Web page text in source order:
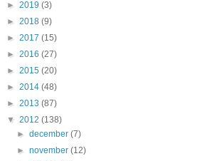
► 2019 (3)
► 2018 (9)
► 2017 (15)
► 2016 (27)
► 2015 (20)
► 2014 (48)
► 2013 (87)
▼ 2012 (138)
►december(7)
►november(12)